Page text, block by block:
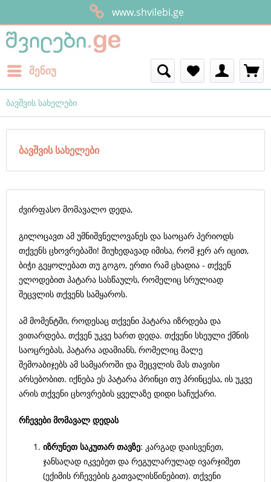
www.shvilebi.ge
მენიუ
ბავშვის სახელები
ბავშვის სახელები
ძვირფასო მომავალო დედა,
გილოცავთ ამ უმნიშვნელოვანეს და საოცარ პერიოდს
თქვენს ცხოვრებაში! მიუხედავად იმისა, რომ ჯერ არ იცით,
ბიჭი გეყოლებათ თუ გოგო, ერთი რამ ცხადია - თქვენ
ელოდებით პატარა სასწაულს, რომელიც სრულიად
შეცვლის თქვენს სამყაროს.
ამ მომენტში, როდესაც თქვენი პატარა იზრდება და
ვითარდება, თქვენ უკვე ხართ დედა. თქვენი სხეული ქმნის
საოცრებას, პატარა ადამიანს, რომელიც მალე
შემოაბიჯებს ამ სამყაროში და შეცვლის მას თავისი
არსებობით. იქნება ეს პატარა პრინცი თუ პრინცესა, ის უკვე
არის თქვენი ცხოვრების ყველაზე დიდი საჩუქარი.
რჩევები მომავალ დედას
იზრუნეთ საკუთარ თავზე: კარგად დაისვენეთ,
ჯანსაღად იკვებეთ და რეგულარულად ივარჯიშეთ
(ექიმის რჩევების გათვალისწინებით). თქვენი